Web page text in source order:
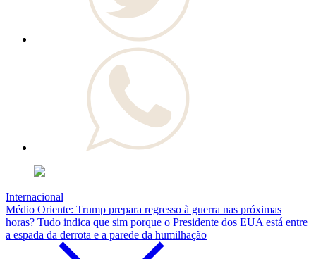
Internacional
Médio Oriente: Trump prepara regresso à guerra nas próximas
horas? Tudo indica que sim porque o Presidente dos EUA está entre
a espada da derrota e a parede da humilhação